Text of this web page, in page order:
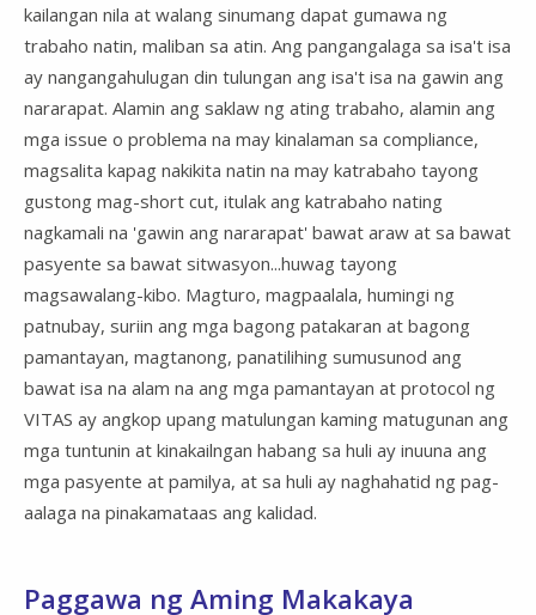
kailangan nila at walang sinumang dapat gumawa ng
trabaho natin, maliban sa atin. Ang pangangalaga sa isa't isa
ay nangangahulugan din tulungan ang isa't isa na gawin ang
nararapat. Alamin ang saklaw ng ating trabaho, alamin ang
mga issue o problema na may kinalaman sa compliance,
magsalita kapag nakikita natin na may katrabaho tayong
gustong mag-short cut, itulak ang katrabaho nating
nagkamali na 'gawin ang nararapat' bawat araw at sa bawat
pasyente sa bawat sitwasyon...huwag tayong
magsawalang-kibo. Magturo, magpaalala, humingi ng
patnubay, suriin ang mga bagong patakaran at bagong
pamantayan, magtanong, panatilihing sumusunod ang
bawat isa na alam na ang mga pamantayan at protocol ng
VITAS ay angkop upang matulungan kaming matugunan ang
mga tuntunin at kinakailngan habang sa huli ay inuuna ang
mga pasyente at pamilya, at sa huli ay naghahatid ng pag-
aalaga na pinakamataas ang kalidad.
Paggawa ng Aming Makakaya